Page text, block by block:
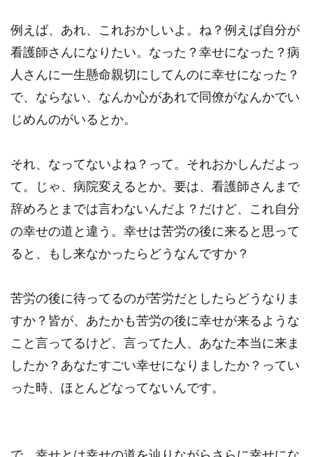
例えば、あれ、これおかしいよ。ね？例えば自分が
看護師さんになりたい。なった？幸せになった？病
人さんに一生懸命親切にしてんのに幸せになった？
で、ならない、なんか心があれで同僚がなんかでい
じめんのがいるとか。
それ、なってないよね？って。それおかしんだよっ
て。じゃ、病院変えるとか。要は、看護師さんまで
辞めろとまでは言わないんだよ？だけど、これ自分
の幸せの道と違う。幸せは苦労の後に来ると思って
ると、もし来なかったらどうなんですか？
苦労の後に待ってるのが苦労だとしたらどうなりま
すか？皆が、あたかも苦労の後に幸せが来るような
こと言ってるけど、言ってた人、あなた本当に来ま
したか？あなたすごい幸せになりましたか？ってい
った時、ほとんどなってないんです。